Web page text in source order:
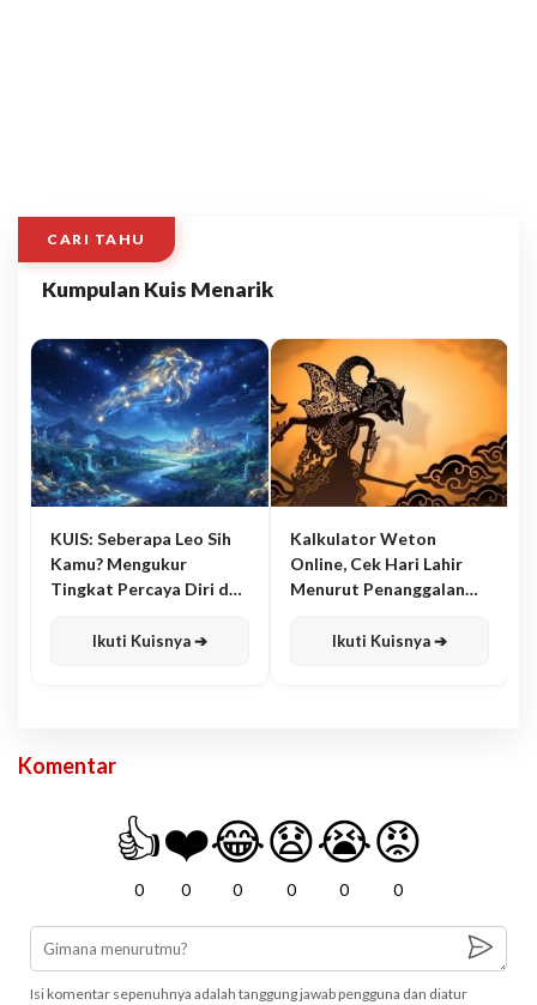
CARI TAHU
Kumpulan Kuis Menarik
KUIS: Seberapa Leo Sih
Kamu? Mengukur
Tingkat Percaya Diri dan
Ikuti Kuisnya ➔
Kalkulator Weton
Online, Cek Hari Lahir
Menurut Penanggalan
Ikuti Kuisnya ➔
Komentar
👍
0
❤️
0
😂
0
😧
0
😭
0
😡
0
Isi komentar sepenuhnya adalah tanggung jawab pengguna dan diatur